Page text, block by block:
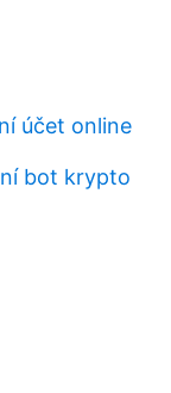
účet online
bot krypto